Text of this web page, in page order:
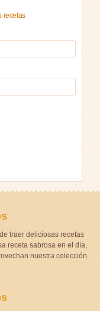
recetas
traer deliciosas recetas
receta sabrosa en el día,
nuestra colección